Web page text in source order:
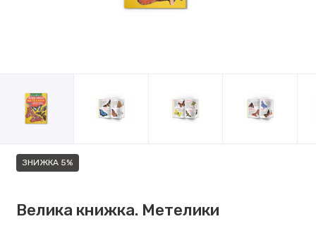
ЗНИЖКА 5%
Велика книжка. Метелики